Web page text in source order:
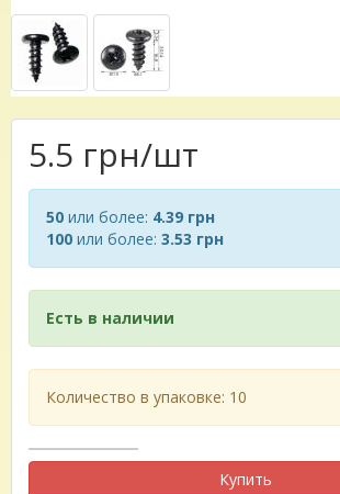
5.5 грн/шт
50 или более: 4.39 грн
100 или более: 3.53 грн
Есть в наличии
Количество в упаковке: 10
Купить